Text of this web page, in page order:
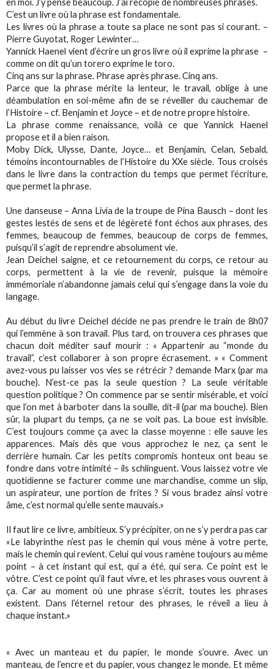
en moi. J’y pense beaucoup. J’ai recopié de nombreuses phrases.
C’est un livre où la phrase est fondamentale.
Les livres où la phrase a toute sa place ne sont pas si courant. –
Pierre Guyotat, Roger Lewinter…
Yannick Haenel vient d’écrire un gros livre où il exprime la phrase –
comme on dit qu’un torero exprime le toro.
Cinq ans sur la phrase. Phrase après phrase. Cinq ans.
Parce que la phrase mérite la lenteur, le travail, oblige à une
déambulation en soi-même afin de se réveiller du cauchemar de
l’Histoire – cf. Benjamin et Joyce – et de notre propre histoire.
La phrase comme renaissance, voilà ce que Yannick Haenel
propose et il a bien raison.
Moby Dick, Ulysse, Dante, Joyce… et Benjamin, Celan, Sebald,
témoins incontournables de l’Histoire du XXe siècle. Tous croisés
dans le livre dans la contraction du temps que permet l’écriture,
que permet la phrase.
Une danseuse – Anna Livia de la troupe de Pina Bausch – dont les
gestes lestés de sens et de légèreté font échos aux phrases, des
femmes, beaucoup de femmes, beaucoup de corps de femmes,
puisqu’il s’agit de reprendre absolument vie.
Jean Deichel saigne, et ce retournement du corps, ce retour au
corps, permettent à la vie de revenir, puisque la mémoire
immémoriale n’abandonne jamais celui qui s’engage dans la voie du
langage.
Au début du livre Deichel décide ne pas prendre le train de 8h07
qui l’emmène à son travail. Plus tard, on trouvera ces phrases que
chacun doit méditer sauf mourir : « Appartenir au “monde du
travail”, c’est collaborer à son propre écrasement. » « Comment
avez-vous pu laisser vos vies se rétrécir ? demande Marx (par ma
bouche). N’est-ce pas la seule question ? La seule véritable
question politique ? On commence par se sentir misérable, et voici
que l’on met à barboter dans la souille, dit-il (par ma bouche). Bien
sûr, la plupart du temps, ça ne se voit pas. La boue est invisible.
C’est toujours comme ça avec la classe moyenne : elle sauve les
apparences. Mais dès que vous approchez le nez, ça sent le
derrière humain. Car les petits compromis honteux ont beau se
fondre dans votre intimité – ils schlinguent. Vous laissez votre vie
quotidienne se facturer comme une marchandise, comme un slip,
un aspirateur, une portion de frites ? Si vous bradez ainsi votre
âme, c’est normal qu’elle sente mauvais.»
Il faut lire ce livre, ambitieux. S’y précipiter, on ne s’y perdra pas car
«Le labyrinthe n’est pas le chemin qui vous mène à votre perte,
mais le chemin qui revient. Celui qui vous ramène toujours au même
point – à cet instant qui est, qui a été, qui sera. Ce point est le
vôtre. C’est ce point qu’il faut vivre, et les phrases vous ouvrent à
ça. Car au moment où une phrase s’écrit, toutes les phrases
existent. Dans l’éternel retour des phrases, le réveil a lieu à
chaque instant.»
« Avec un manteau et du papier, le monde s’ouvre. Avec un
manteau, de l’encre et du papier, vous changez le monde. Et même